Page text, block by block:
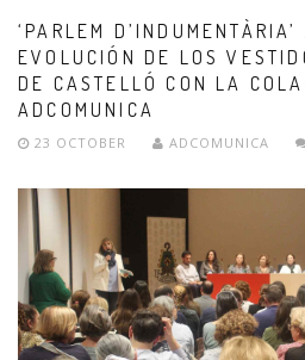
‘PARLEM
EVOLUCIÓN DE LOS
DE CASTELLÓ CON LA
ADCOMUNICA
23 OCTOBER ADCOMUNICA